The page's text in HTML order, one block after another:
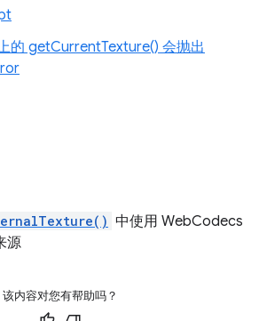
的 getCurrentTexture() 会抛出
中使用 WebCodecs
源
该内容对您有帮助吗？